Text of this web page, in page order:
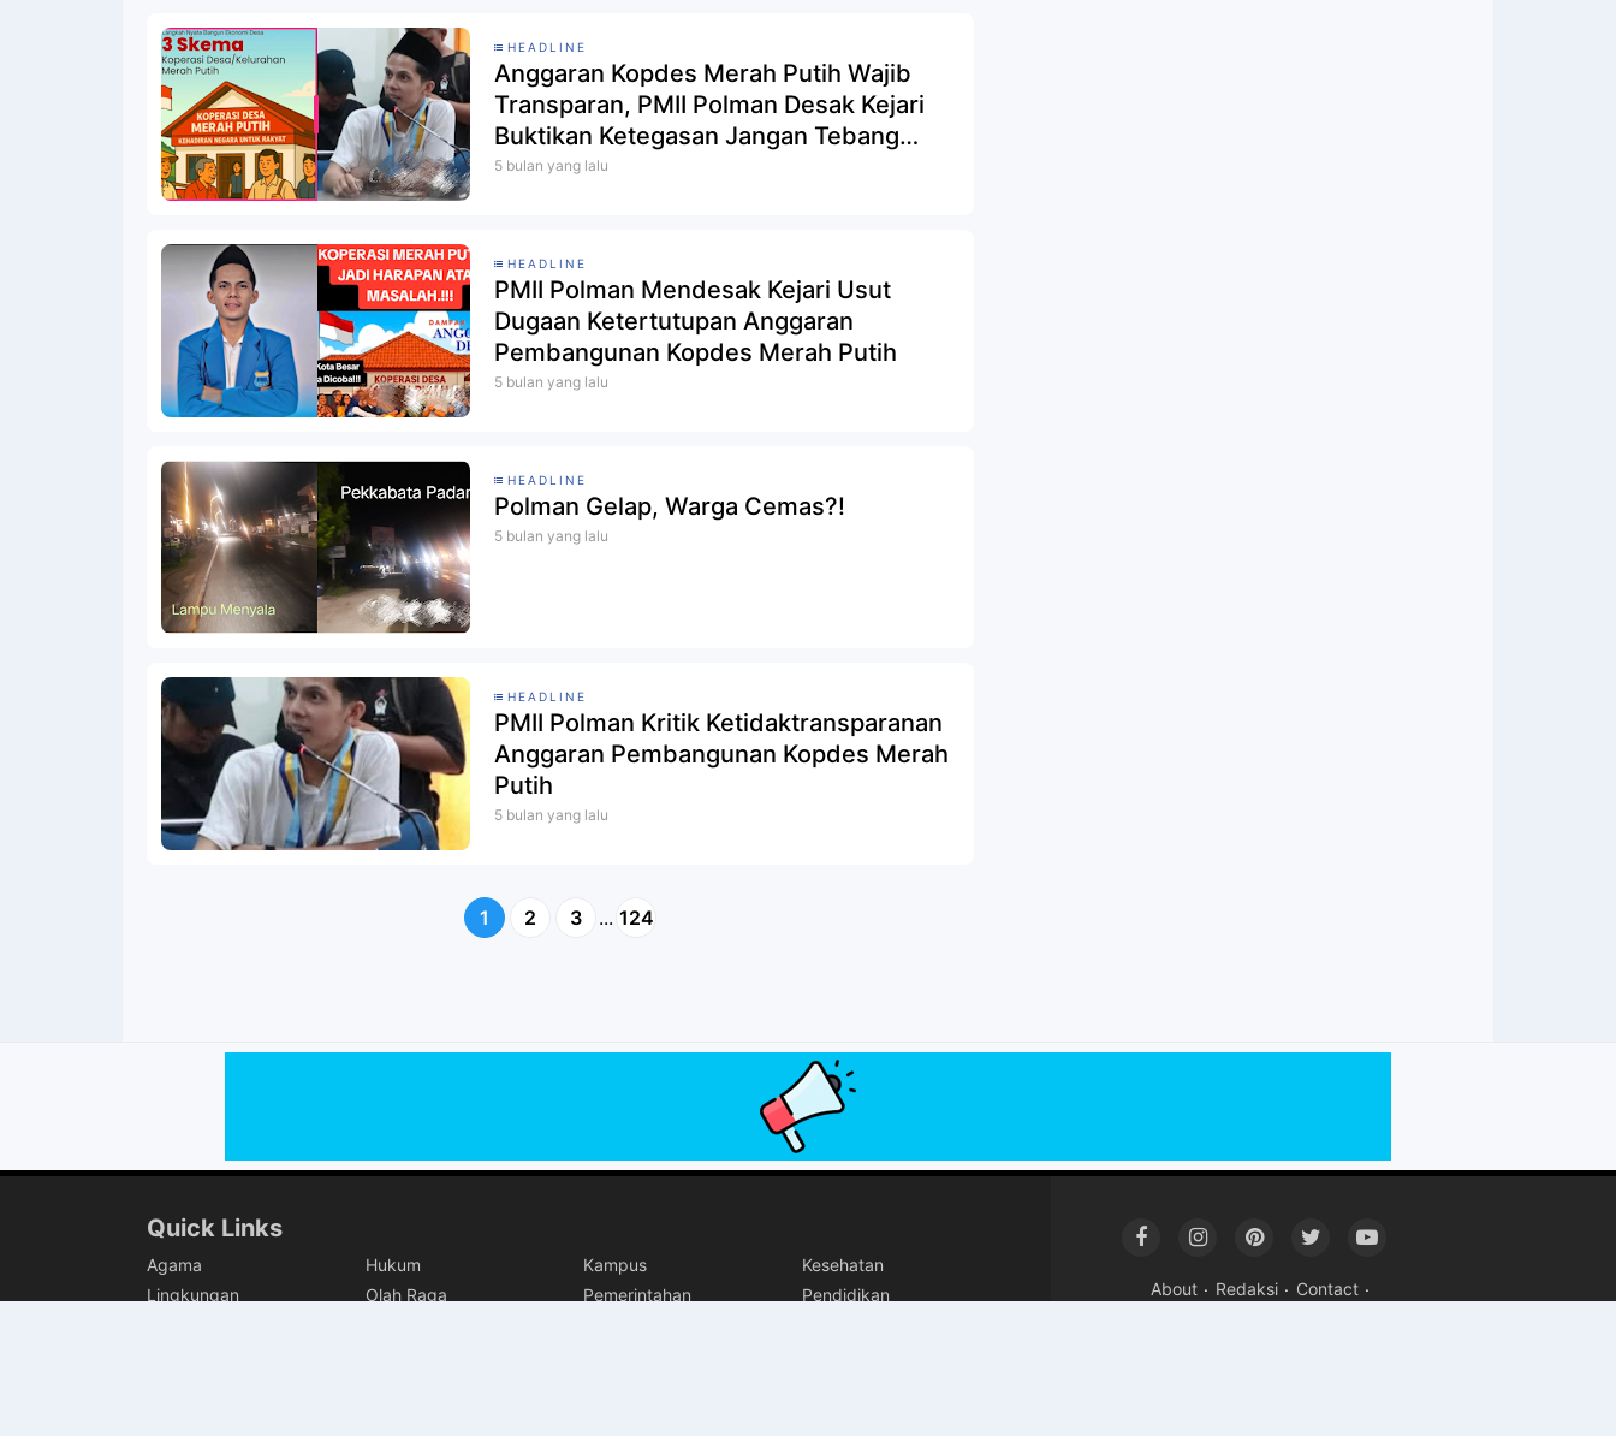
HEADLINE
Anggaran Kopdes Merah Putih Wajib
Transparan, PMII Polman Desak Kejari
Buktikan Ketegasan Jangan Tebang
Pilih
5 bulan yang lalu
HEADLINE
PMII Polman Mendesak Kejari Usut
Dugaan Ketertutupan Anggaran
Pembangunan Kopdes Merah Putih
5 bulan yang lalu
HEADLINE
Polman Gelap, Warga Cemas?!
5 bulan yang lalu
HEADLINE
PMII Polman Kritik Ketidaktransparanan
Anggaran Pembangunan Kopdes Merah
Putih
5 bulan yang lalu
1 2 3 ... 124
Quick Links
Agama Hukum Kampus
Kesehatan
Lingkungan
Olah Raga Pemerintahan
Pendidikan
About Redaksi
Contact